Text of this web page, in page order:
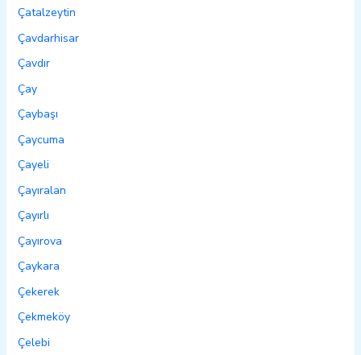
Çatalzeytin
Çavdarhisar
Çavdır
Çay
Çaybaşı
Çaycuma
Çayeli
Çayıralan
Çayırlı
Çayırova
Çaykara
Çekerek
Çekmeköy
Çelebi